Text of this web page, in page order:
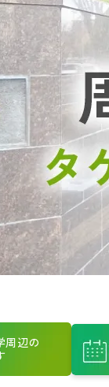
周辺の